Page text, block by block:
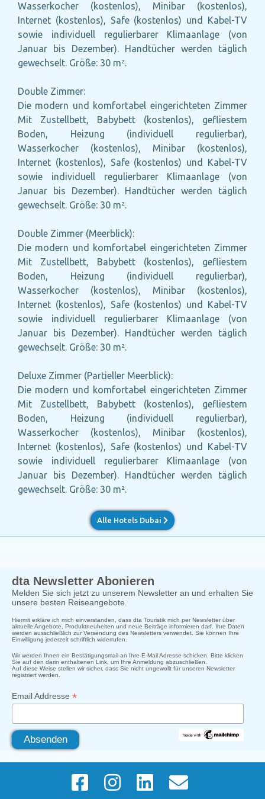
Wasserkocher (kostenlos), Minibar (kostenlos),
Internet (kostenlos), Safe (kostenlos) und Kabel-TV
sowie individuell regulierbarer Klimaanlage (von
Januar bis Dezember). Handtücher werden täglich
gewechselt. Größe: 30 m².
Double Zimmer:
Die modern und komfortabel eingerichteten Zimmer
Mit Zustellbett, Babybett (kostenlos), gefliestem
Boden, Heizung (individuell regulierbar),
Wasserkocher (kostenlos), Minibar (kostenlos),
Internet (kostenlos), Safe (kostenlos) und Kabel-TV
sowie individuell regulierbarer Klimaanlage (von
Januar bis Dezember). Handtücher werden täglich
gewechselt. Größe: 30 m².
Double Zimmer (Meerblick):
Die modern und komfortabel eingerichteten Zimmer
Mit Zustellbett, Babybett (kostenlos), gefliestem
Boden, Heizung (individuell regulierbar),
Wasserkocher (kostenlos), Minibar (kostenlos),
Internet (kostenlos), Safe (kostenlos) und Kabel-TV
sowie individuell regulierbarer Klimaanlage (von
Januar bis Dezember). Handtücher werden täglich
gewechselt. Größe: 30 m².
Deluxe Zimmer (Partieller Meerblick):
Die modern und komfortabel eingerichteten Zimmer
Mit Zustellbett, Babybett (kostenlos), gefliestem
Boden, Heizung (individuell regulierbar),
Wasserkocher (kostenlos), Minibar (kostenlos),
Internet (kostenlos), Safe (kostenlos) und Kabel-TV
sowie individuell regulierbarer Klimaanlage (von
Januar bis Dezember). Handtücher werden täglich
gewechselt. Größe: 30 m².
Alle Hotels Dubai
dta Newsletter Abonieren
Melden Sie sich jetzt zu unserem Newsletter an und erhalten Sie
unsere besten Reiseangebote.
Hiermit erkläre ich mich einverstanden, dass dta Touristik mich per Newsletter über
aktuelle Angebote, Produktneuheiten und neue Beiträge informieren darf. Ihre Daten
werden ausschließlich zur Versendung des Newsletters verwendet. Sie können Ihre
Einwilligung jederzeit schriftlich widerrufen.
Wir werden Ihnen ein Bestätigungsmail an Ihre E-Mail Adresse schicken. Bitte klicken
Sie auf den darin enthaltenen Link, um Ihre Anmeldung abzuschließen.
Auf diese Weise stellen wir sicher, dass Sie nicht ungewollt für unseren Newsletter
registriert werden.
Email Addresse *